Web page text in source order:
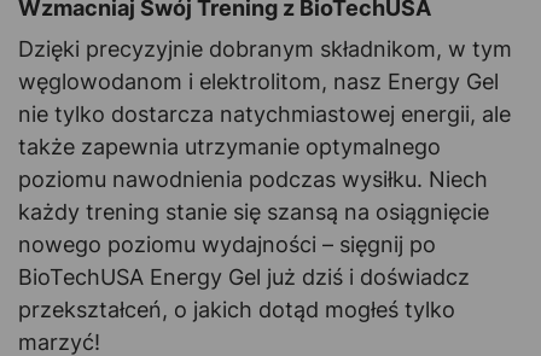
Wzmacniaj Swój Trening z BioTechUSA
Dzięki precyzyjnie dobranym składnikom, w tym
węglowodanom i elektrolitom, nasz Energy Gel
nie tylko dostarcza natychmiastowej energii, ale
także zapewnia utrzymanie optymalnego
poziomu nawodnienia podczas wysiłku. Niech
każdy trening stanie się szansą na osiągnięcie
nowego poziomu wydajności – sięgnij po
BioTechUSA Energy Gel już dziś i doświadcz
przekształceń, o jakich dotąd mogłeś tylko
marzyć!